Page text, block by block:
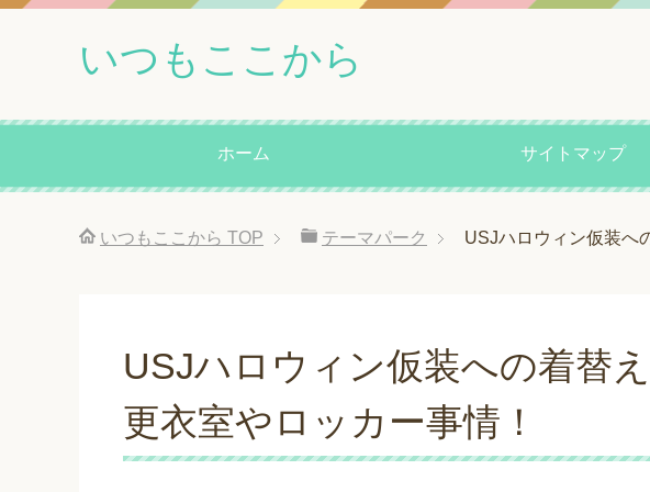
いつもここから
ホーム サイトマップ
いつもここから TOP テーマパーク USJハロウィン仮装へ
USJハロウィン仮装への着替
更衣室やロッカー事情！